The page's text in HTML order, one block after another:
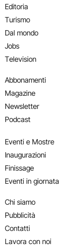
Editoria
Turismo
Dal mondo
Jobs
Television
Abbonamenti
Magazine
Newsletter
Podcast
Eventi e Mostre
Inaugurazioni
Finissage
Eventi in giornata
Chi siamo
Pubblicità
Contatti
Lavora con noi